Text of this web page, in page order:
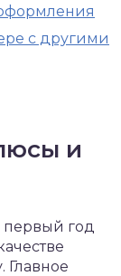
с другими
и
год
Главное